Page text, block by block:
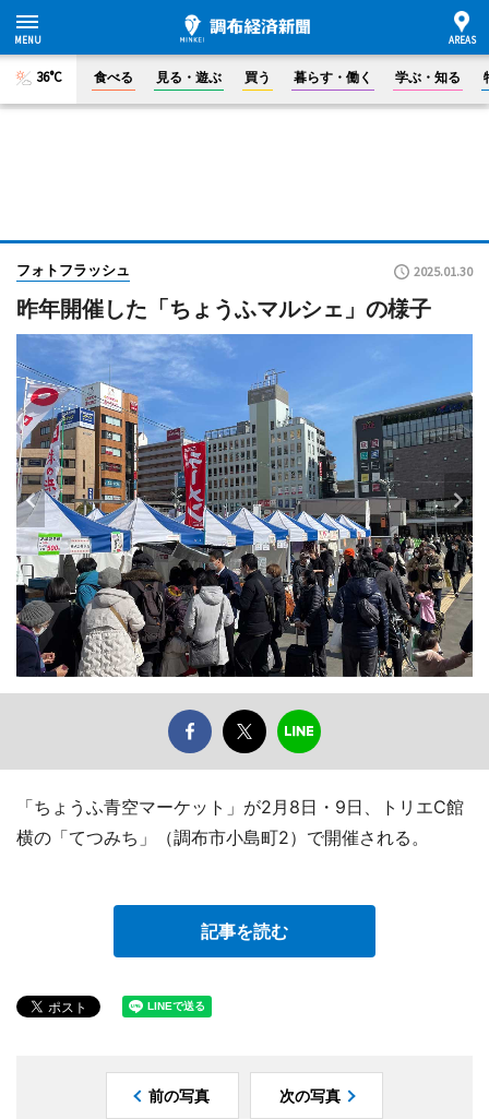
36°C 食べる 見る・遊ぶ 買う 暮らす・働く 学ぶ・知る
フォトフラッシュ 2025.01.30
昨年開催した「ちょうふマルシェ」の様子
「ちょうふ青空マーケット」が2月8日・9日、トリエC館
横の「てつみち」（調布市小島町2）で開催される。
記事を読む
前の写真 次の写真